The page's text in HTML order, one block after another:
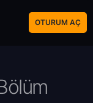
OTURUM AÇ